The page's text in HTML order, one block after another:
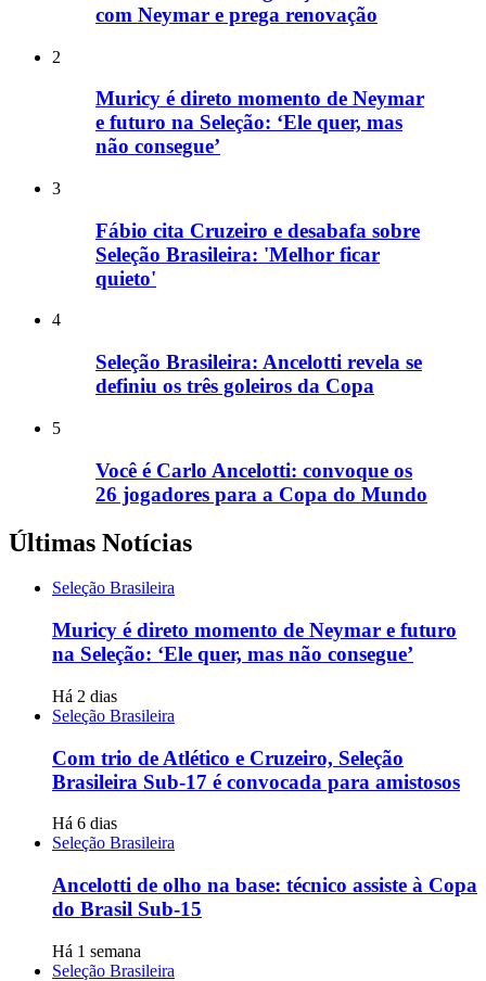
com Neymar e prega renovação
2
Muricy é direto momento de Neymar
e futuro na Seleção: ‘Ele quer, mas
não consegue’
3
Fábio cita Cruzeiro e desabafa sobre
Seleção Brasileira: 'Melhor ficar
quieto'
4
Seleção Brasileira: Ancelotti revela se
definiu os três goleiros da Copa
5
Você é Carlo Ancelotti: convoque os
26 jogadores para a Copa do Mundo
Últimas Notícias
Seleção Brasileira
Muricy é direto momento de Neymar e futuro
na Seleção: ‘Ele quer, mas não consegue’
Há 2 dias
Seleção Brasileira
Com trio de Atlético e Cruzeiro, Seleção
Brasileira Sub-17 é convocada para amistosos
Há 6 dias
Seleção Brasileira
Ancelotti de olho na base: técnico assiste à Copa
do Brasil Sub-15
Há 1 semana
Seleção Brasileira